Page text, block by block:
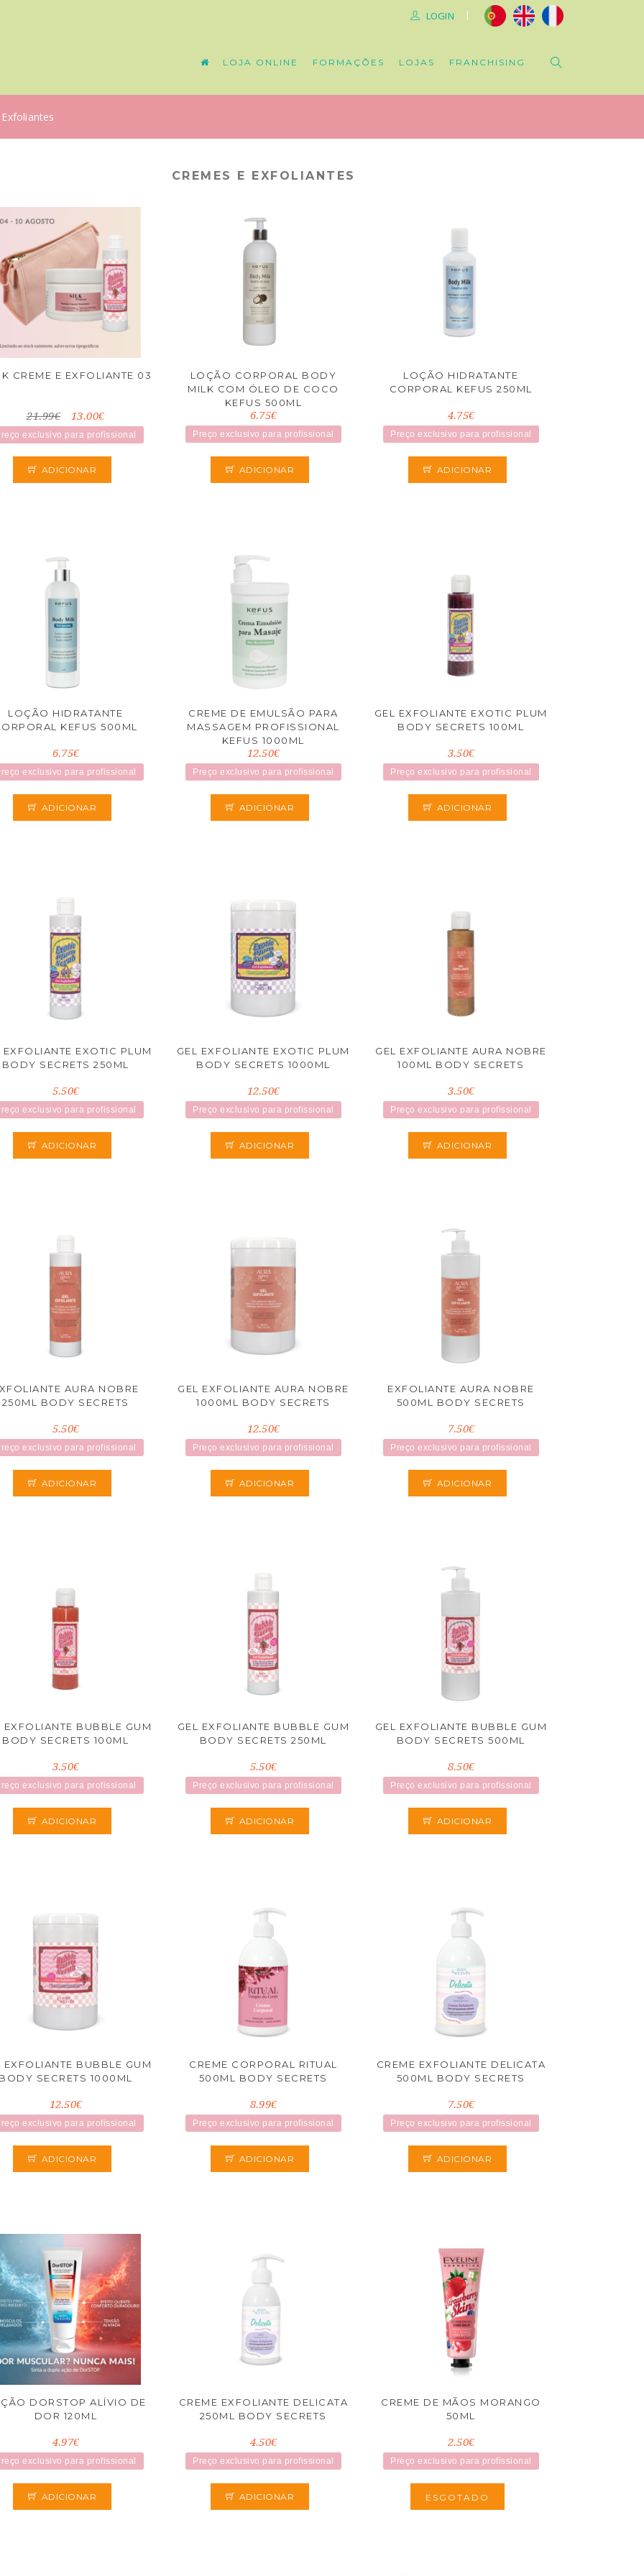
|
LOGIN
LOJA ONLINE FORMAÇÕES LOJAS FRANCHISING
CREMES E EXFOLIANTES
CREME E EXFOLIANTE 03
21.99€ 13.00€
exclusivo para profissional
ADICIONAR
LOÇÃO CORPORAL BODY
MILK COM ÓLEO DE COCO
KEFUS 500ML
6.75€
Preço exclusivo para profissional
ADICIONAR
LOÇÃO HIDRATANTE
CORPORAL KEFUS 250ML
4.75€
Preço exclusivo para profissional
ADICIONAR
LOÇÃO HIDRATANTE
KEFUS 500ML
6.75€
exclusivo para profissional
ADICIONAR
CREME DE EMULSÃO PARA
MASSAGEM PROFISSIONAL
KEFUS 1000ML
12.50€
Preço exclusivo para profissional
ADICIONAR
GEL EXFOLIANTE EXOTIC PLUM
BODY SECRETS 100ML
3.50€
Preço exclusivo para profissional
ADICIONAR
EXFOLIANTE EXOTIC PLUM
BODY SECRETS 250ML
5.50€
exclusivo para profissional
ADICIONAR
GEL EXFOLIANTE EXOTIC PLUM
BODY SECRETS 1000ML
12.50€
Preço exclusivo para profissional
ADICIONAR
GEL EXFOLIANTE AURA NOBRE
100ML BODY SECRETS
3.50€
Preço exclusivo para profissional
ADICIONAR
AURA NOBRE
250ML BODY SECRETS
5.50€
exclusivo para profissional
ADICIONAR
GEL EXFOLIANTE AURA NOBRE
1000ML BODY SECRETS
12.50€
Preço exclusivo para profissional
ADICIONAR
EXFOLIANTE AURA NOBRE
500ML BODY SECRETS
7.50€
Preço exclusivo para profissional
ADICIONAR
EXFOLIANTE BUBBLE GUM
BODY SECRETS 100ML
3.50€
exclusivo para profissional
ADICIONAR
GEL EXFOLIANTE BUBBLE GUM
BODY SECRETS 250ML
5.50€
Preço exclusivo para profissional
ADICIONAR
GEL EXFOLIANTE BUBBLE GUM
BODY SECRETS 500ML
8.50€
Preço exclusivo para profissional
ADICIONAR
EXFOLIANTE BUBBLE GUM
SECRETS 1000ML
12.50€
exclusivo para profissional
ADICIONAR
CREME CORPORAL RITUAL
500ML BODY SECRETS
8.99€
Preço exclusivo para profissional
ADICIONAR
CREME EXFOLIANTE DELICATA
500ML BODY SECRETS
7.50€
Preço exclusivo para profissional
ADICIONAR
DORSTOP ALÍVIO DE
DOR 120ML
4.97€
exclusivo para profissional
ADICIONAR
CREME EXFOLIANTE DELICATA
250ML BODY SECRETS
4.50€
Preço exclusivo para profissional
ADICIONAR
CREME DE MÃOS MORANGO
50ML
2.50€
Preço exclusivo para profissional
ESGOTADO